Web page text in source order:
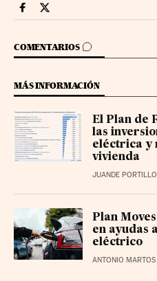
Companias Cinco Días en
Companias Cinco Días
COMENTARIOS
IR A LOS COMENTARIOS
MÁS INFORMACIÓN
El Plan de
las
eléctrica y
vivienda
JUANDE PORTILLO
Plan
en ayudas
eléctrico
ANTONIO